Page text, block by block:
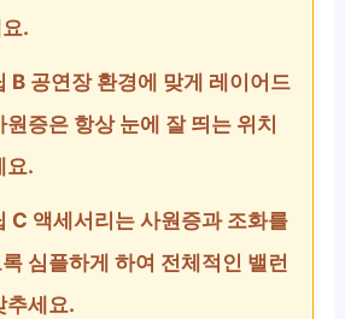
.
B 공연장 환경에 맞게 레이어드
원증은 항상 눈에 잘 띄는 위치
요.
C 액세서리는 사원증과 조화를
심플하게 하여 전체적인 밸런
추세요.